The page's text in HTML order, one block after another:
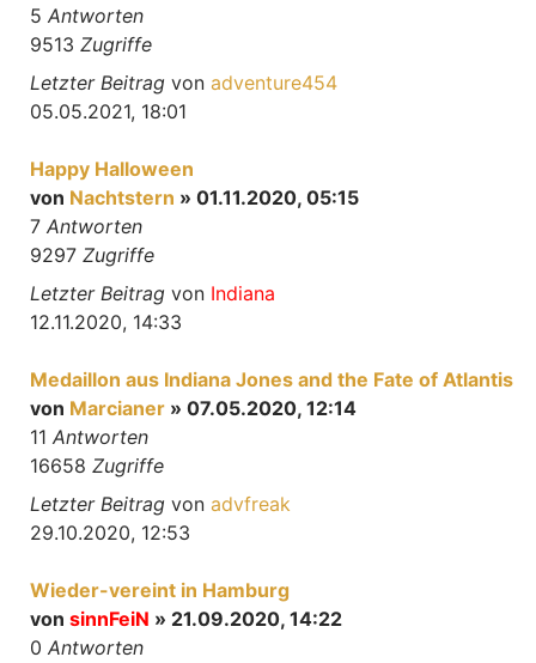
5 Antworten
9513 Zugriffe
Letzter Beitrag von adventure454
05.05.2021, 18:01
Happy Halloween
von Nachtstern » 01.11.2020, 05:15
7 Antworten
9297 Zugriffe
Letzter Beitrag von Indiana
12.11.2020, 14:33
Medaillon aus Indiana Jones and the Fate of Atlantis
von Marcianer » 07.05.2020, 12:14
11 Antworten
16658 Zugriffe
Letzter Beitrag von advfreak
29.10.2020, 12:53
Wieder-vereint in Hamburg
von sinnFeiN » 21.09.2020, 14:22
0 Antworten